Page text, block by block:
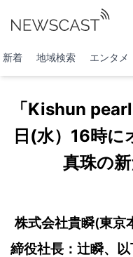
新着 地域検索 エンタメ
「Kishun
日(水）16時に
真珠の
株式会社貴瞬(東京
締役社長：辻瞬、